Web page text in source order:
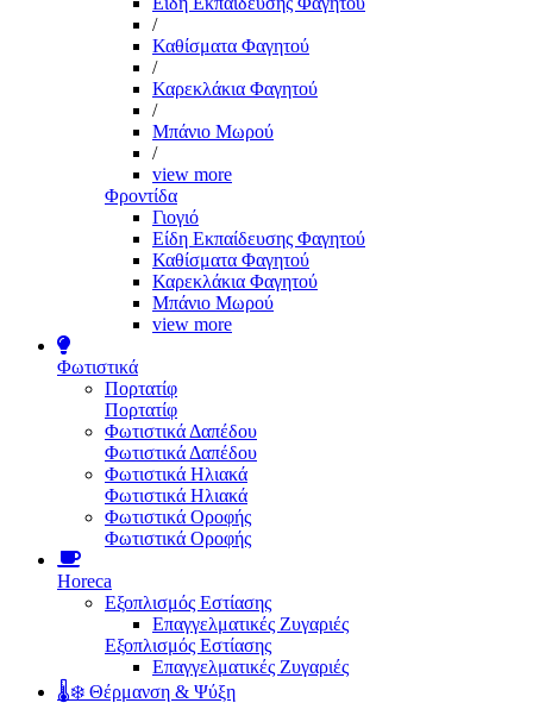
/
Καθίσματα Φαγητού
/
Καρεκλάκια Φαγητού
/
Μπάνιο Μωρού
/
view more
Φροντίδα
Γιογιό
Είδη Εκπαίδευσης Φαγητού
Καθίσματα Φαγητού
Καρεκλάκια Φαγητού
Μπάνιο Μωρού
view more
Φωτιστικά
Πορτατίφ
Πορτατίφ
Φωτιστικά Δαπέδου
Φωτιστικά Δαπέδου
Φωτιστικά Ηλιακά
Φωτιστικά Ηλιακά
Φωτιστικά Οροφής
Φωτιστικά Οροφής
Horeca
Εξοπλισμός Εστίασης
Επαγγελματικές Ζυγαριές
Εξοπλισμός Εστίασης
Επαγγελματικές Ζυγαριές
🌡️❄️ Θέρμανση & Ψύξη